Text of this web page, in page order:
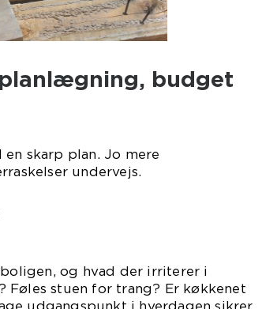
budget
skarp plan. Jo mere
undervejs.
og hvad der irriterer i
Føles stuen for trang? Er køkkenet